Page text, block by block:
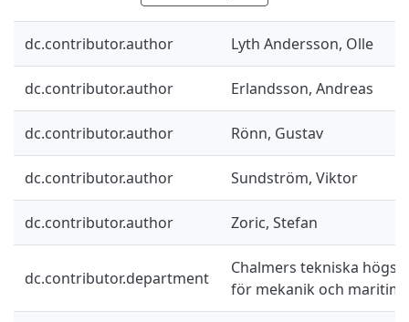
dc.contributor.author Lyth Andersson, Olle
dc.contributor.author Erlandsson, Andreas
dc.contributor.author Rönn, Gustav
dc.contributor.author Sundström, Viktor
dc.contributor.author Zoric, Stefan
dc.contributor.department
Chalmers tekniska
för mekanik och